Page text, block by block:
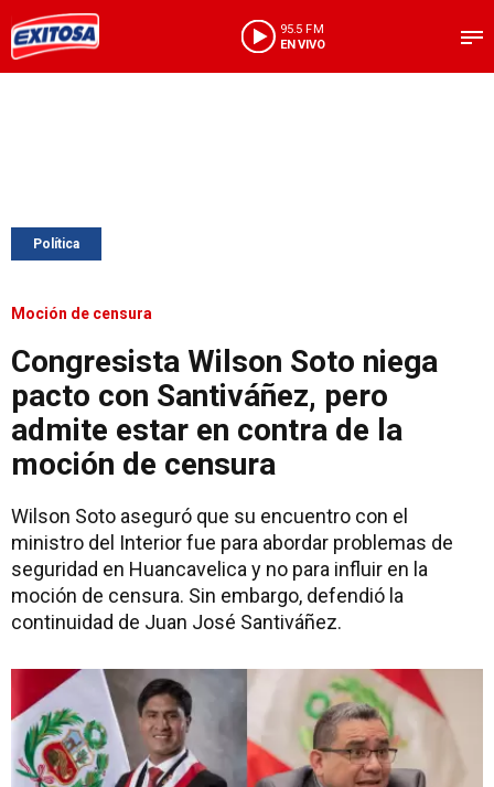
95.5 FM
EN VIVO
Política
Moción de censura
Congresista Wilson Soto niega
pacto con Santiváñez, pero
admite estar en contra de la
moción de censura
Wilson Soto aseguró que su encuentro con el
ministro del Interior fue para abordar problemas de
seguridad en Huancavelica y no para influir en la
moción de censura. Sin embargo, defendió la
continuidad de Juan José Santiváñez.